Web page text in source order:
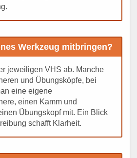
Werkzeug mitbringen?
jeweiligen VHS ab. Manche
und Übungsköpfe, bei
eine eigene
einen Kamm und
Übungskopf mit. Ein Blick
schafft Klarheit.